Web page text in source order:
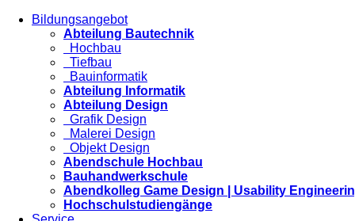
Bildungsangebot
Abteilung Bautechnik
Hochbau
Tiefbau
Bauinformatik
Abteilung Informatik
Abteilung Design
Grafik Design
Malerei Design
Objekt Design
Abendschule Hochbau
Bauhandwerkschule
Abendkolleg Game Design | Usability
Hochschulstudiengänge